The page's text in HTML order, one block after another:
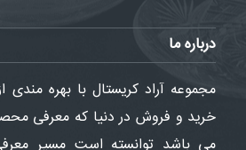
درباره ما
مجموعه آراد کریستال با بهره مندی
خرید و فروش در دنیا که معرفی
می باشد توانسته است مسیر